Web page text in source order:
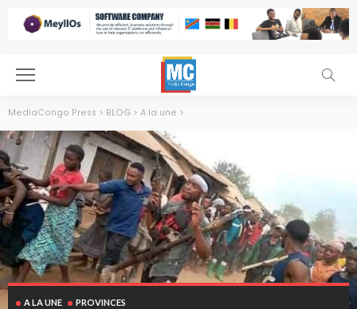
MediaCongo Press > BLOG > A la une >
A LA UNE PROVINCES